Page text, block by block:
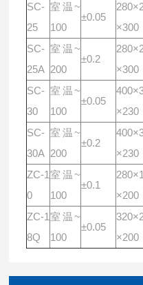
SC-
25
室温~
100
±0.05
×300
SC-
25A
室温~
200
±0.2
×300
SC-
30
室温~
100
±0.05
×230
SC-
30A
室温~
200
±0.2
×230
ZC-1
0
室温~
100
±0.1
×200
ZC-1
8Q
室温~
100
±0.05
×200